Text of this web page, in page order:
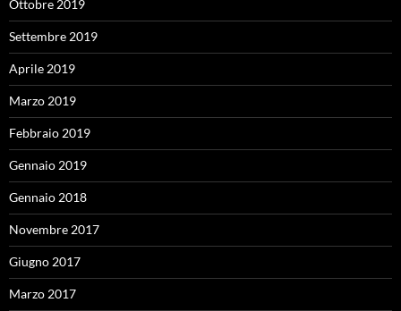
Ottobre 2019
Settembre 2019
Aprile 2019
Marzo 2019
Febbraio 2019
Gennaio 2019
Gennaio 2018
Novembre 2017
Giugno 2017
Marzo 2017